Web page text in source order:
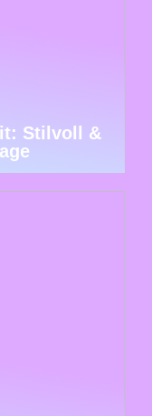
Stilvoll &